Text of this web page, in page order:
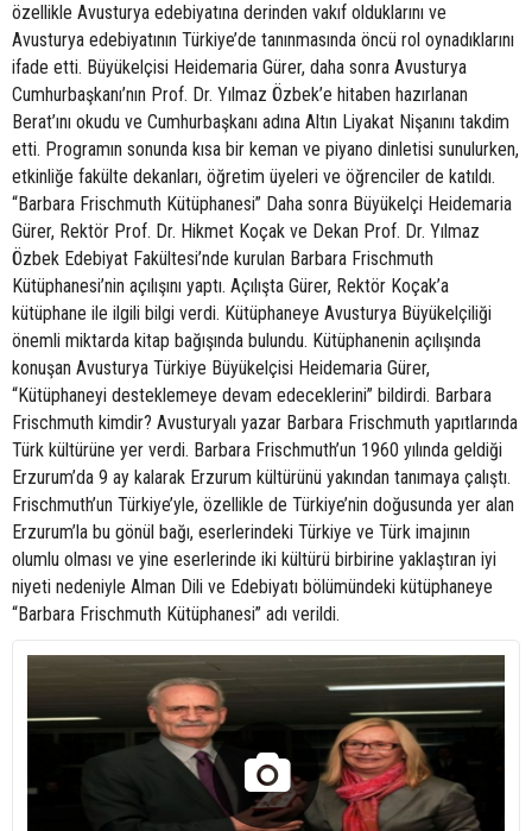
özellikle Avusturya edebiyatına derinden vakıf olduklarını ve
Avusturya edebiyatının Türkiye’de tanınmasında öncü rol oynadıklarını
ifade etti. Büyükelçisi Heidemaria Gürer, daha sonra Avusturya
Cumhurbaşkanı’nın Prof. Dr. Yılmaz Özbek’e hitaben hazırlanan
Berat’ını okudu ve Cumhurbaşkanı adına Altın Liyakat Nişanını takdim
etti. Programın sonunda kısa bir keman ve piyano dinletisi sunulurken,
etkinliğe fakülte dekanları, öğretim üyeleri ve öğrenciler de katıldı.
“Barbara Frischmuth Kütüphanesi” Daha sonra Büyükelçi Heidemaria
Gürer, Rektör Prof. Dr. Hikmet Koçak ve Dekan Prof. Dr. Yılmaz
Özbek Edebiyat Fakültesi’nde kurulan Barbara Frischmuth
Kütüphanesi’nin açılışını yaptı. Açılışta Gürer, Rektör Koçak’a
kütüphane ile ilgili bilgi verdi. Kütüphaneye Avusturya Büyükelçiliği
önemli miktarda kitap bağışında bulundu. Kütüphanenin açılışında
konuşan Avusturya Türkiye Büyükelçisi Heidemaria Gürer,
“Kütüphaneyi desteklemeye devam edeceklerini” bildirdi. Barbara
Frischmuth kimdir? Avusturyalı yazar Barbara Frischmuth yapıtlarında
Türk kültürüne yer verdi. Barbara Frischmuth’un 1960 yılında geldiği
Erzurum’da 9 ay kalarak Erzurum kültürünü yakından tanımaya çalıştı.
Frischmuth’un Türkiye’yle, özellikle de Türkiye’nin doğusunda yer alan
Erzurum’la bu gönül bağı, eserlerindeki Türkiye ve Türk imajının
olumlu olması ve yine eserlerinde iki kültürü birbirine yaklaştıran iyi
niyeti nedeniyle Alman Dili ve Edebiyatı bölümündeki kütüphaneye
“Barbara Frischmuth Kütüphanesi” adı verildi.